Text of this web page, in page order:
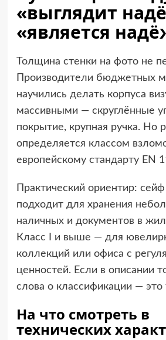
«выглядит
«является
Толщина стенки на фото не
Производители бюджетных
научились делать корпуса
массивными — скруглённые
покрытие, крупная ручка. Но
определяется классом
европейскому стандарту EN
Практический ориентир: сейф
подходит для хранения
наличных и документов в
Класс I и выше — для
коллекций или офиса с
ценностей. Если в описании
слова о классификации — это
На что смотреть в
технических